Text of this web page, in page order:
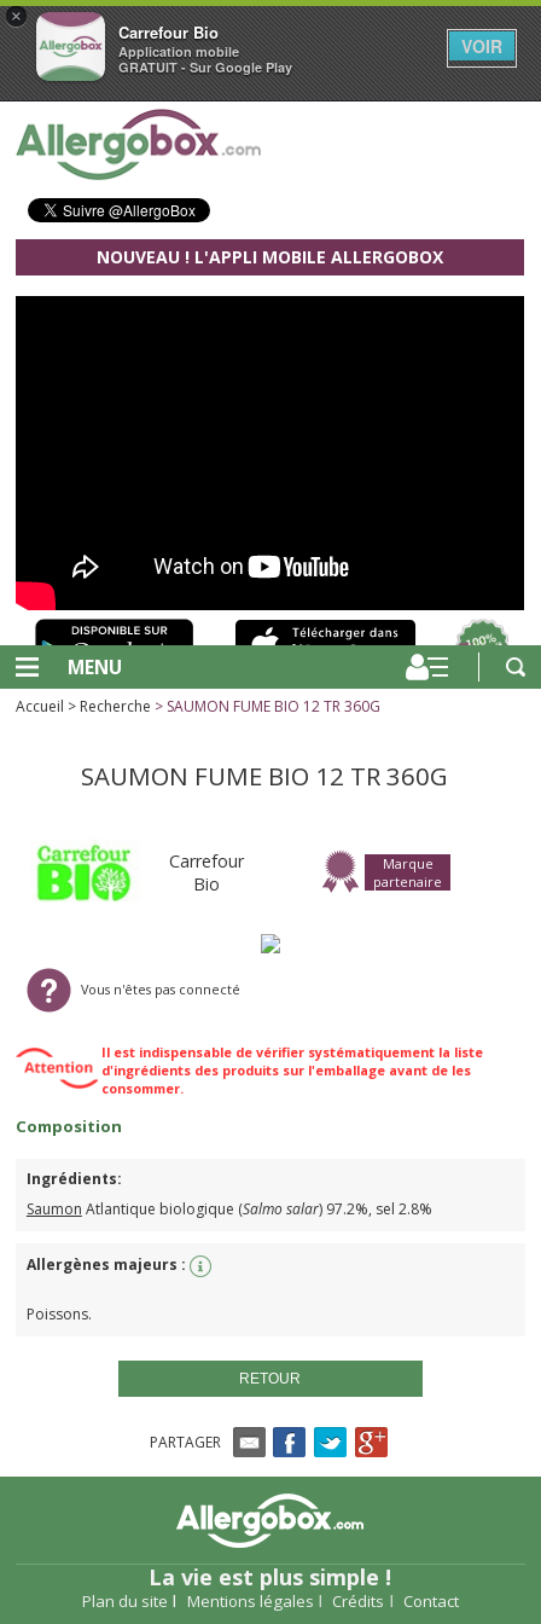
×
Carrefour Bio
Application mobile
GRATUIT - Sur Google Play
VOIR
Aller au contenu principal
NOUVEAU ! L'APPLI MOBILE ALLERGOBOX
MENU
Accueil > Recherche > SAUMON FUME BIO 12 TR 360G
SAUMON FUME BIO 12 TR 360G
Carrefour
Bio
Marque
partenaire
Vous n'êtes pas connecté
Il est indispensable de vérifier systématiquement la liste
d'ingrédients des produits sur l'emballage avant de les
consommer.
Composition
Ingrédients:
Saumon Atlantique biologique (Salmo salar) 97.2%, sel 2.8%
Allergènes majeurs :
Poissons.
RETOUR
PARTAGER
La vie est plus simple !
Plan du site Mentions légales Crédits Contact